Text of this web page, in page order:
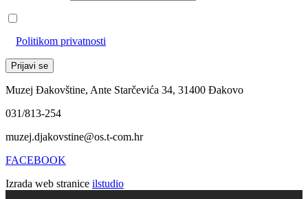
Politikom privatnosti
Muzej Đakovštine, Ante Starčevića 34, 31400 Đakovo
031/813-254
muzej.djakovstine@os.t-com.hr
FACEBOOK
Izrada web stranice ilstudio